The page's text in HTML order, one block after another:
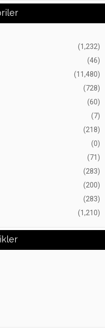
(1,232)
(46)
(11,480)
(728)
(60)
(7)
(218)
(0)
(71)
(283)
(200)
(283)
(1,210)